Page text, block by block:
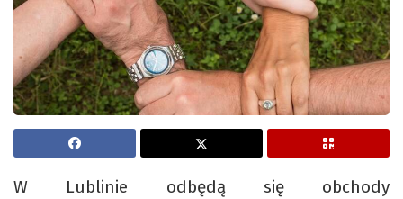
W Lublinie odbędą się obchody